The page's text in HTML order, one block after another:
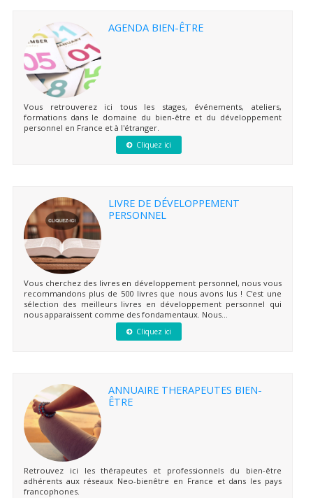
AGENDA BIEN-ÊTRE
Vous retrouverez ici tous les stages, événements, ateliers,
formations dans le domaine du bien-être et du développement
personnel en France et à l'étranger.
Cliquez ici
LIVRE DE DÉVELOPPEMENT
PERSONNEL
Vous cherchez des livres en développement personnel, nous vous
recommandons plus de 500 livres que nous avons lus ! C'est une
sélection des meilleurs livres en développement personnel qui
nous apparaissent comme des fondamentaux. Nous...
Cliquez ici
ANNUAIRE THERAPEUTES BIEN-
ÊTRE
Retrouvez ici les thérapeutes et professionnels du bien-être
adhérents aux réseaux Neo-bienêtre en France et dans les pays
francophones.